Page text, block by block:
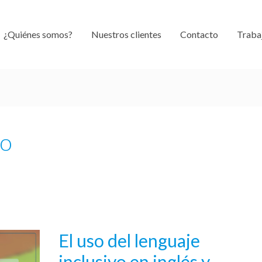
¿Quiénes somos? Nuestros clientes Contacto
El uso del lenguaje
El